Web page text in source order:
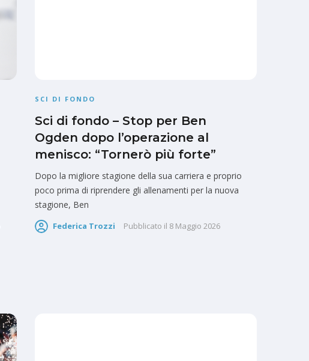
SCI DI FONDO
Sci di fondo – Stop per Ben
Ogden dopo l’operazione al
menisco: “Tornerò più forte”
Dopo la migliore stagione della sua carriera e proprio
poco prima di riprendere gli allenamenti per la nuova
stagione, Ben
Federica Trozzi Pubblicato il 8 Maggio 2026